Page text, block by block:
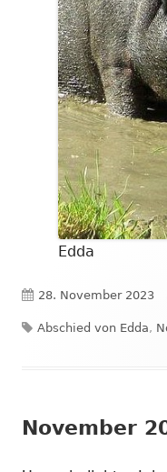
Edda
Veröffentlicht
am
28. November 2023
Schlagwörter
Abschied von Edda,
November